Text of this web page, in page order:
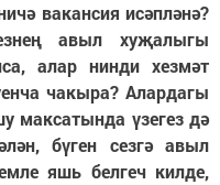
вакансия исәпләнә?
авыл хуҗалыгы
алар нинди хезмәт
чакыра? Алардагы
максатында үзегез дә
бүген сезгә авыл
яшь белгеч килде,